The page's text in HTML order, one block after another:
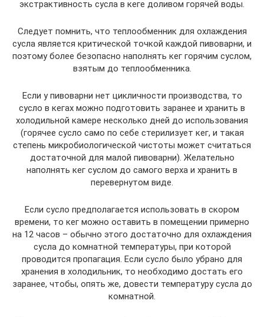
экстрактивность сусла в кеге доливом горячей воды.
Следует помнить, что теплообменник для охлаждения
сусла является критической точкой каждой пивоварни, и
поэтому более безопасно наполнять кег горячим суслом,
взятым до теплообменника.
Если у пивоварни нет цикличности производства, то
сусло в кегах можно подготовить заранее и хранить в
холодильной камере несколько дней до использования
(горячее сусло само по себе стерилизует кег, и такая
степень микробиологической чистоты может считаться
достаточной для малой пивоварни). Желательно
наполнять кег суслом до самого верха и хранить в
перевернутом виде.
Если сусло предполагается использовать в скором
времени, то кег можно оставить в помещении примерно
на 12 часов – обычно этого достаточно для охлаждения
сусла до комнатной температуры, при которой
проводится пропагация. Если сусло было убрано для
хранения в холодильник, то необходимо достать его
заранее, чтобы, опять же, довести температуру сусла до
комнатной.